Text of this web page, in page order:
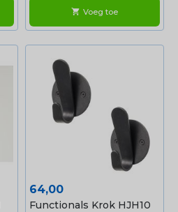
shopping_cart Voeg toe
Prijs
64,00
Functionals Krok HJH10